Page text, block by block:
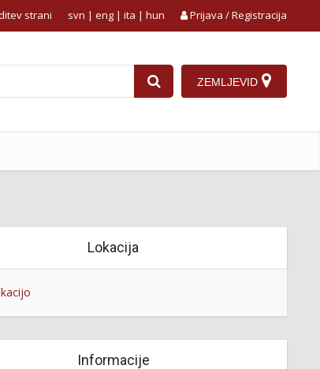
strani Prijava / Registracija
svn | eng | ita | hun
ZEMLJEVID
Lokacija
Informacije